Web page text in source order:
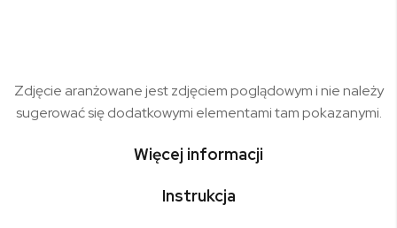
Zdjęcie aranżowane jest zdjęciem poglądowym i nie należy
sugerować się dodatkowymi elementami tam pokazanymi.
Więcej informacji
Instrukcja